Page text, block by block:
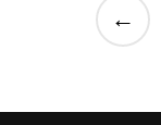
←